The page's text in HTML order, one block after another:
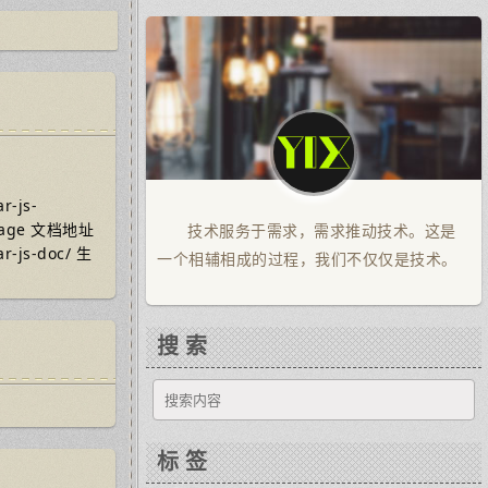
js-
文档地址
js-doc/ 生
技术服务于需求，需求推动技术。这是
一个相辅相成的过程，我们不仅仅是技术。
搜 索
标 签